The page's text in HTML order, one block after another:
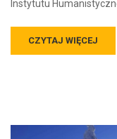
Instytutu
CZYTAJ WIĘCEJ